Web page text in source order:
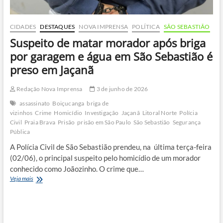
CIDADES DESTAQUES NOVA IMPRENSA POLÍTICA SÃO SEBASTIÃO
Suspeito de matar morador após briga
por garagem e água em São Sebastião é
preso em Jaçanã
Redação Nova Imprensa
3 de junho de 2026
assassinato Boiçucanga briga de
vizinhos Crime Homicídio Investigação Jaçanã Litoral Norte Polícia
Civil Praia Brava Prisão prisão em São Paulo São Sebastião Segurança
Pública
A Polícia Civil de São Sebastião prendeu, na última terça-feira
(02/06), o principal suspeito pelo homicídio de um morador
conhecido como Joãozinho. O crime que…
Veja maisSuspeito